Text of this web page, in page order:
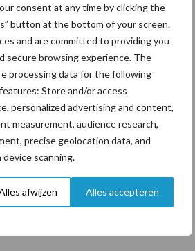
consent at any time by clicking the
button at the bottom of your screen.
and are committed to providing you
secure browsing experience. The
processing data for the following
Store and/or access
personalized advertising and content,
measurement, audience research,
precise geolocation data, and
scanning.
afwijzen Alles accepteren
speenhuid: een vaak
risicofactor
mastitis
ziet volume en
groeien in
Nederlandse